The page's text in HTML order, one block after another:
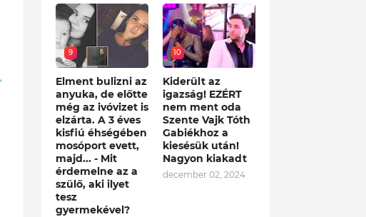
9
Elment bulizni az
anyuka, de előtte
még az ivóvizet is
elzárta. A 3 éves
kisfiú éhségében
mosóport evett,
majd... - Mit
érdemelne az a
szülő, aki ilyet
tesz
gyermekével?
10
Kiderült az
igazság! EZÉRT
nem ment oda
Szente Vajk Tóth
Gabiékhoz a
kiesésük után!
Nagyon kiakadt
december 02, 2024